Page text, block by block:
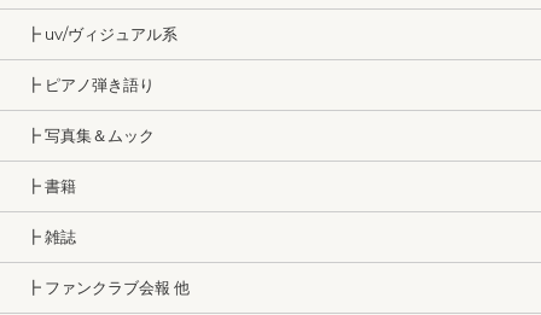
┣ uv/ヴィジュアル系
┣ ピアノ弾き語り
┣ 写真集＆ムック
┣ 書籍
┣ 雑誌
┣ ファンクラブ会報 他